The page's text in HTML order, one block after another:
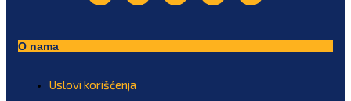
O nama
Uslovi korišćenja